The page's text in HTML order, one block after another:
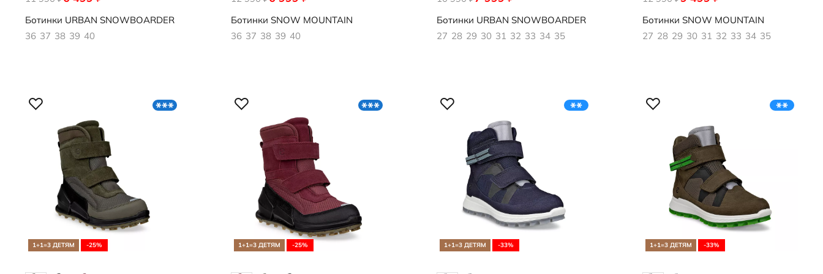
Ботинки URBAN SNOWBOARDER
36 37 38 39 40
Ботинки SNOW MOUNTAIN
36 37 38 39 40
Ботинки URBAN SNOWBOARDER
27 28 29 30 31 32 33 34 35
Ботинки SNOW MOUNTAIN
27 28 29 30 31 32 33 34 35
1+1=3 ДЕТЯМ -25% 1+1=3 ДЕТЯМ -25% 1+1=3 ДЕТЯМ -33% 1+1=3 ДЕТЯМ -33%